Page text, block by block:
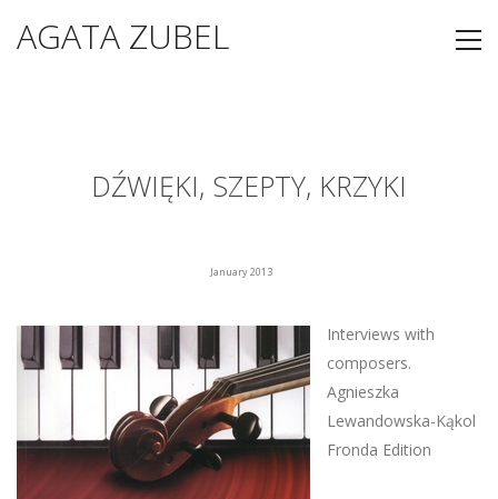
AGATA ZUBEL
DŹWIĘKI, SZEPTY, KRZYKI
January 2013
Interviews with
composers.
Agnieszka
Lewandowska-Kąkol
Fronda Edition